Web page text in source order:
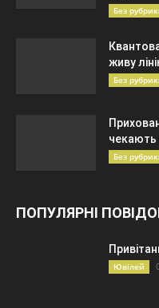
Без
живу
Без
чекають
Без
ПОПУЛЯРНІ
Ювілей